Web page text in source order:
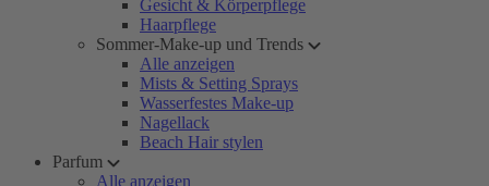
Gesicht & Körperpflege
Haarpflege
Sommer-Make-up und Trends
Alle anzeigen
Mists & Setting Sprays
Wasserfestes Make-up
Nagellack
Beach Hair stylen
Parfum
Alle anzeigen